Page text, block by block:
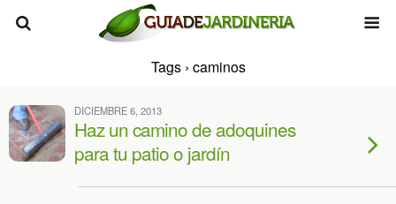
Tags › caminos
DICIEMBRE 6, 2013
Haz un camino de adoquines
para tu patio o jardín